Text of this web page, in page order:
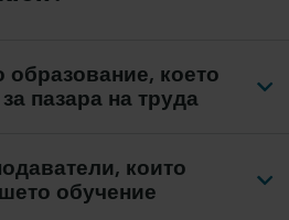
образование, което
пазара на труда
които
обучение